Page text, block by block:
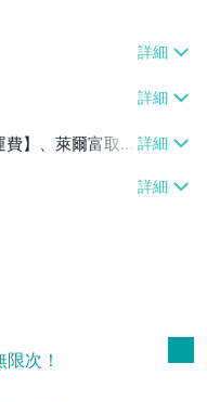
費】、萊爾富取
次！